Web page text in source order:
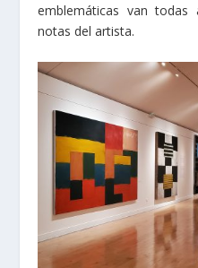
emblemáticas van todas
notas del artista.